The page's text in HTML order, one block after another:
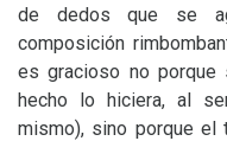
de dedos que se
composición
es gracioso no
hecho lo hiciera, al
mismo), sino porque